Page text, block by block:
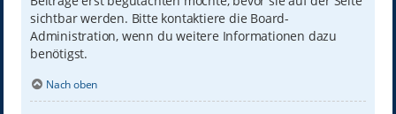
sichtbar werden. Bitte kontaktiere die Board-
Administration, wenn du weitere Informationen dazu
benötigst.
Nach oben